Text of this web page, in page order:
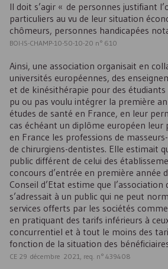
Il doit s’agir « de personnes justifiant
particuliers au vu de leur situation
chômeurs, personnes handicapées
BOI-IS-CHAMP-10-50-10-20 n° 610
Ainsi, une association organisait en
universités européennes, des
et de kinésithérapie pour des étudiants
pu ou pas voulu intégrer la première
études de santé en France, en leur
cas échéant un diplôme européen leur
en France les professions de
de chirurgiens-dentistes. Elle estimait
public différent de celui des
concours d’entrée en première année
Conseil d’Etat estime que l’association
s’adressait à un public qui ne peut
services offerts par les sociétés
en pratiquant des tarifs inférieurs à
concurrentiel et à tout le moins des
fonction de la situation des
CE 29 décembre 2021, req. n° 439408